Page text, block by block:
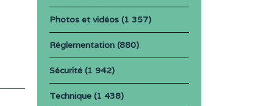
Photos et vidéos(1 357)
Réglementation(880)
Sécurité(1 942)
Technique(1 438)